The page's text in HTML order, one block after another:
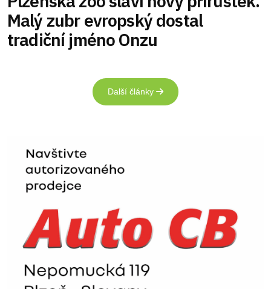
Malý zubr evropský dostal
tradiční jméno Onzu
Další články